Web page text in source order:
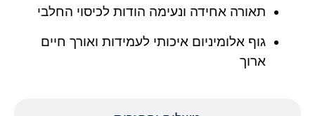
תאורה אחידה ונעימה הודות לכיסוי החלבי
גוף אלומיניום איכותי לעמידות ואורך חיים
ארוך